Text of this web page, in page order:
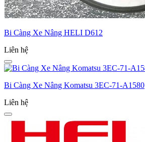
Bi Càng Xe Nâng HELI D612
Liên hệ
Bi Càng Xe Nâng Komatsu 3EC-­71-­A1580
Liên hệ